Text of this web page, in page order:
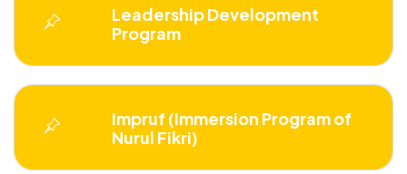
Leadership Development
Program
Impruf (Immersion Program of
Nurul Fikri)